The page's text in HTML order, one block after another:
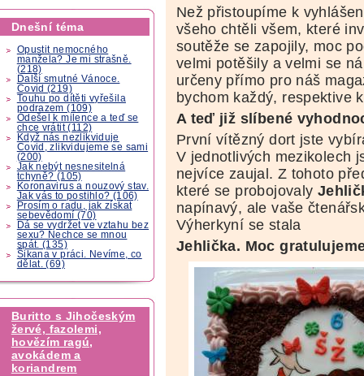
Dnešní téma
Opustit nemocného
manžela? Je mi strašně.
(218)
Další smutné Vánoce.
Covid (219)
Touhu po dítěti vyřešila
podrazem (109)
Odešel k milence a teď se
chce vrátit (112)
Když nás nezlikviduje
Covid, zlikvidujeme se sami
(200)
Jak nebýt nesnesitelná
tchyně? (105)
Koronavirus a nouzový stav.
Jak vás to postihlo? (106)
Prosím o radu, jak získat
sebevědomí (70)
Dá se vydržet ve vztahu bez
sexu? Nechce se mnou
spát. (135)
Šikana v práci. Nevíme, co
dělat. (69)
Buritto s Jihočeským
žervé, fazolemi,
hovězím ragú,
avokádem a
koriandrem
Než přistoupíme k
všeho chtěli všem, které
soutěže se zapojily, moc
velmi potěšily a velmi se
určeny přímo pro náš
bychom každý, respektive
A teď již slíbené
První vítězný dort jste
V jednotlivých mezikolech
nejvíce zaujal. Z tohoto
které se probojovaly
napínavý, ale vaše
Výherkyní se stala
Jehlička. Moc